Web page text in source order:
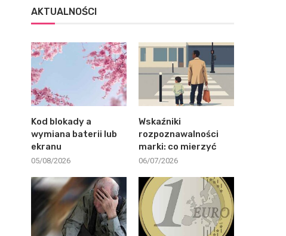
AKTUALNOŚCI
Kod blokady a
wymiana baterii lub
ekranu
05/08/2026
Wskaźniki
rozpoznawalności
marki: co mierzyć
06/07/2026